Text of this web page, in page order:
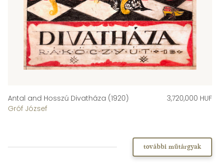
Antal and Hosszú Divatháza (1920)
Gróf József
3,720,000 HUF
további műtárgyak